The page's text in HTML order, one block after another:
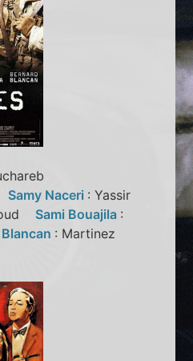
Samy Naceri : Yassir
Sami Bouajila :
: Martinez